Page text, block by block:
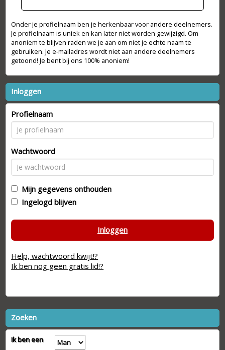
Onder je profielnaam ben je herkenbaar voor andere deelnemers.
Je profielnaam is uniek en kan later niet worden gewijzigd. Om
anoniem te blijven raden we je aan om niet je echte naam te
gebruiken. Je e-mailadres wordt niet aan andere deelnemers
getoond! Je bent bij ons 100% anoniem!
Inloggen
Profielnaam
Wachtwoord
Mijn gegevens onthouden
Ingelogd blijven
Inloggen
Help, wachtwoord kwijt!?
Ik ben nog geen gratis lid!?
Zoeken
Ik ben een